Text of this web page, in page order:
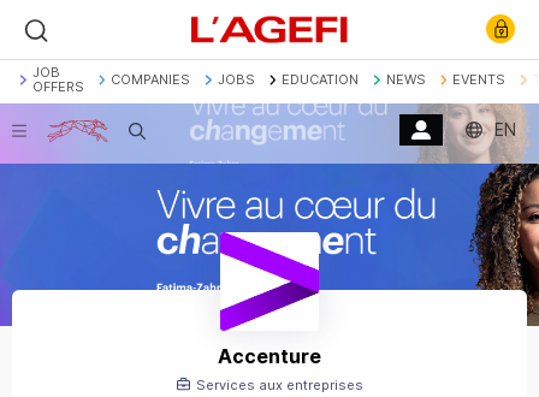
JOB
OFFERS
COMPANIES JOBS EDUCATION NEWS EVENTS
Search EN
Accenture
Services aux entreprises
Société Générale
Marchés actions
Décryptage
Assurance Economie